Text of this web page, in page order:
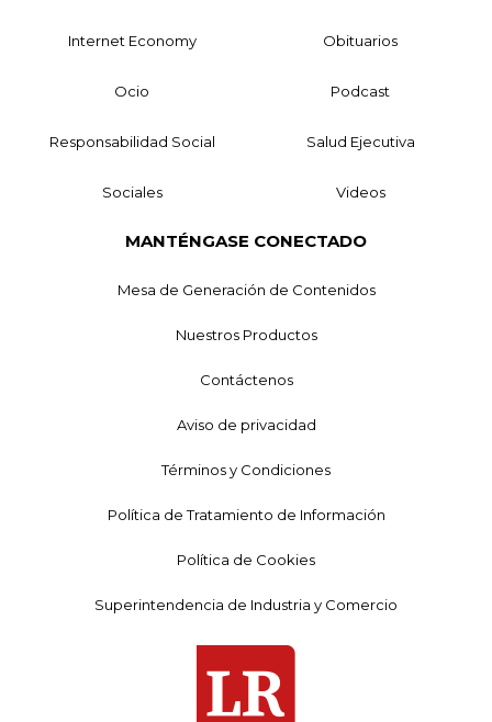
Internet Economy Obituarios
Ocio Podcast
Responsabilidad Social Salud Ejecutiva
Sociales Videos
MANTÉNGASE CONECTADO
Mesa de Generación de Contenidos
Nuestros Productos
Contáctenos
Aviso de privacidad
Términos y Condiciones
Política de Tratamiento de Información
Política de Cookies
Superintendencia de Industria y Comercio